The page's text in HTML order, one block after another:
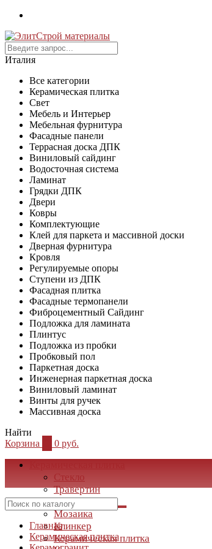
Италия
Все категории
Керамическая плитка
Свет
Мебель и Интерьер
Мебельная фурнитура
Фасадные панели
Террасная доска ДПК
Виниловый сайдинг
Водосточная система
Ламинат
Грядки ДПК
Двери
Ковры
Комплектующие
Клей для паркета и массивной доски
Дверная фурнитура
Кровля
Регулируемые опоры
Ступени из ДПК
Фасадная плитка
Фасадные термопанели
Фиброцементный Сайдинг
Подложка для ламината
Плинтус
Подложка из пробки
Пробковый пол
Паркетная доска
Инженерная паркетная доска
Виниловый ламинат
Винты для ручек
Массивная доска
Найти
Корзина
0 руб.
Стекло
Травертин
Мрамор
Мозаика
Клинкер
Керамическая плитка
Главная
Керамическая плитка